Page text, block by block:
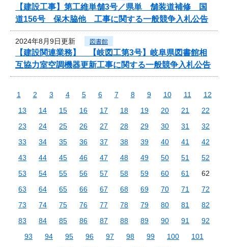
【建設工事】第工維単舗3号／県単 舗装道補修 国
道156号 保木脇他 工事に関する一般競争入札公告
2024年8月9日更新 図書館
【建設関連業務】 【岐図工第3号】岐阜県図書館相
互協力室空調機器更新工事に関する一般競争入札公告
1 2 3 4 5 6 7 8 9 10 11
12
13
14 15 16 17 18 19 20 21
22
23
24 25 26 27 28 29 30 31
32
33
34 35 36 37 38 39 40 41
42
43
44 45 46 47 48 49 50 51
52
53
54 55 56 57 58 59 60 61
62
63
64 65 66 67 68 69 70 71
72
73
74 75 76 77 78 79 80 81
82
83
84 85 86 87 88 89 90 91
92
93
94 95 96 97 98 99 100
101